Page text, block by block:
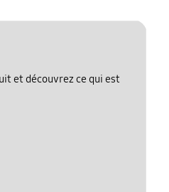
et découvrez ce qui est